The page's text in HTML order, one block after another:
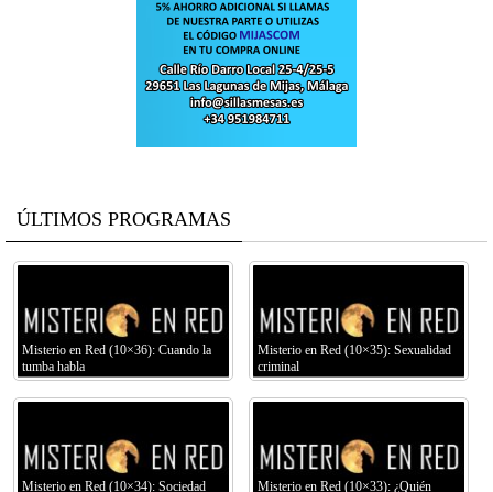
ÚLTIMOS PROGRAMAS
Misterio en Red (10×36): Cuando la
tumba habla
Misterio en Red (10×35): Sexualidad
criminal
Misterio en Red (10×34): Sociedad
Misterio en Red (10×33): ¿Quién